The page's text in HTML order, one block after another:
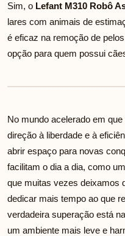
Sim, o Lefant M310 Robô
lares com animais de
é eficaz na remoção de
opção para quem possui
No mundo acelerado em
direção à liberdade e à
abrir espaço para novas
facilitam o dia a dia, como
que muitas vezes deixamos
dedicar mais tempo ao que
verdadeira superação está
um ambiente mais leve e